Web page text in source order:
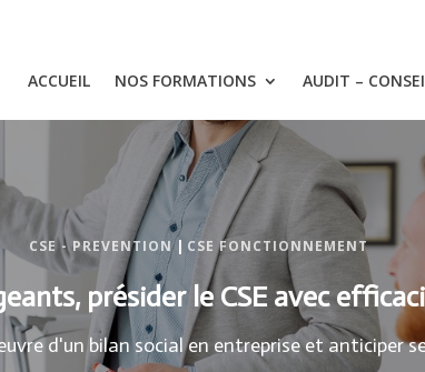
ACCUEIL NOS FORMATIONS AUDIT –
CSE - PREVENTION| CSE FONCTIONNEMENT
présider le CSE avec
d'un bilan social en entreprise et anticiper